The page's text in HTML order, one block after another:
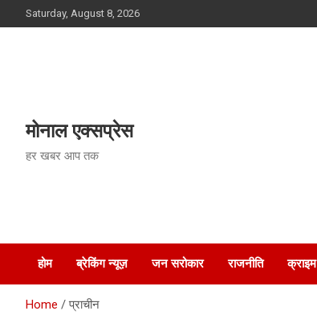
to
Saturday, August 8, 2026
मोनाल एक्सप्रेस
हर खबर आप तक
होम ब्रेकिंग न्यूज़ जन सरोकार राजनीति क्राइम
Home प्राचीन